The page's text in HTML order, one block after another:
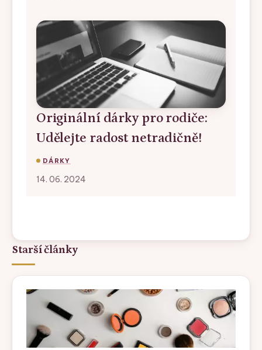
Originální dárky pro rodiče:
Udělejte radost netradičně!
DÁRKY
14. 06. 2024
Starší články